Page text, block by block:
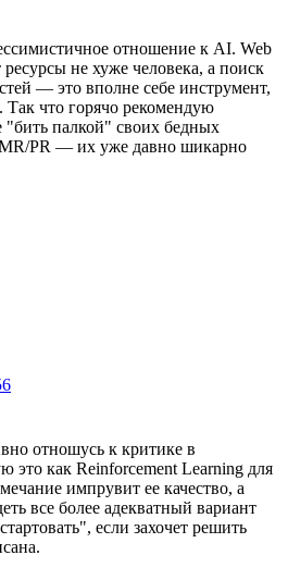
отношение к AI. Web
не хуже человека, а поиск
— это вполне себе инструмент,
что горячо рекомендую
"бить палкой" своих бедных
MR/PR — их уже давно шикарно
отношусь к критике в
это как Reinforcement Learning для
импрувит ее качество, а
все более адекватный вариант
если захочет решить